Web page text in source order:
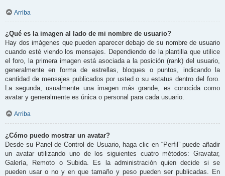
Arriba
¿Qué es la imagen al lado de mi nombre de usuario?
Hay dos imágenes que pueden aparecer debajo de su nombre de usuario
cuando esté viendo los mensajes. Dependiendo de la plantilla que utilice
el foro, la primera imagen está asociada a la posición (rank) del usuario,
generalmente en forma de estrellas, bloques o puntos, indicando la
cantidad de mensajes publicados por usted o su estatus dentro del foro.
La segunda, usualmente una imagen más grande, es conocida como
avatar y generalmente es única o personal para cada usuario.
Arriba
¿Cómo puedo mostrar un avatar?
Desde su Panel de Control de Usuario, haga clic en “Perfil” puede añadir
un avatar utilizando uno de los siguientes cuatro métodos: Gravatar,
Galería, Remoto o Subida. Es la administración quien decide si se
pueden usar o no y en que tamaño y peso pueden ser publicadas. En